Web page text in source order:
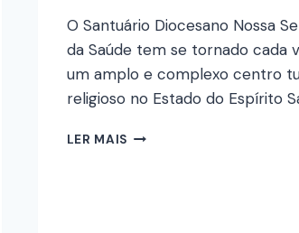
O Santuário Diocesano Nossa
da Saúde tem se tornado cada
um amplo e complexo centro
religioso no Estado do Espírito
LER MAIS